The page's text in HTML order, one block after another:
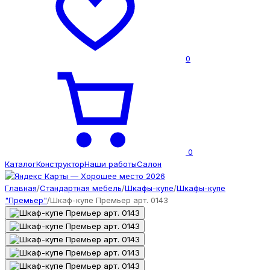
0
0
КаталогКонструкторНаши работыСалон
Главная/Стандартная мебель/Шкафы-купе/Шкафы-купе
"Премьер"/Шкаф-купе Премьер арт. 0143